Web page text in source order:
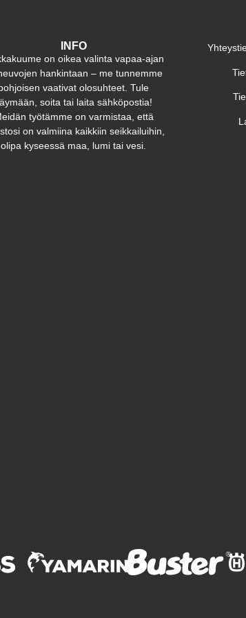
INFO
on oikea valinta vapaa-ajan
hankintaan – me tunnemme
vaativat olosuhteet. Tule
soita tai laita sähköpostia!
työtämme on varmistaa, että
on valmiina kaikkiin seikkailuihin,
olipa kyseessä maa, lumi tai vesi.